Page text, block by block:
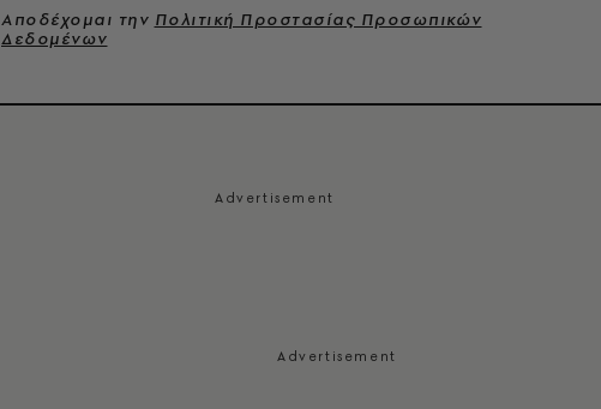
Αποδέχομαι την Πολιτική Προστασίας Προσωπικών
Δεδομένων